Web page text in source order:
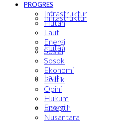
Infrastruktur
Hutan
Laut
Energi
PROGRES
Infrastruktur
Hutan
Laut
Energi
Sosial
Sosok
Ekonomi
Politik
Opini
Hukum
Indepth
Nusantara